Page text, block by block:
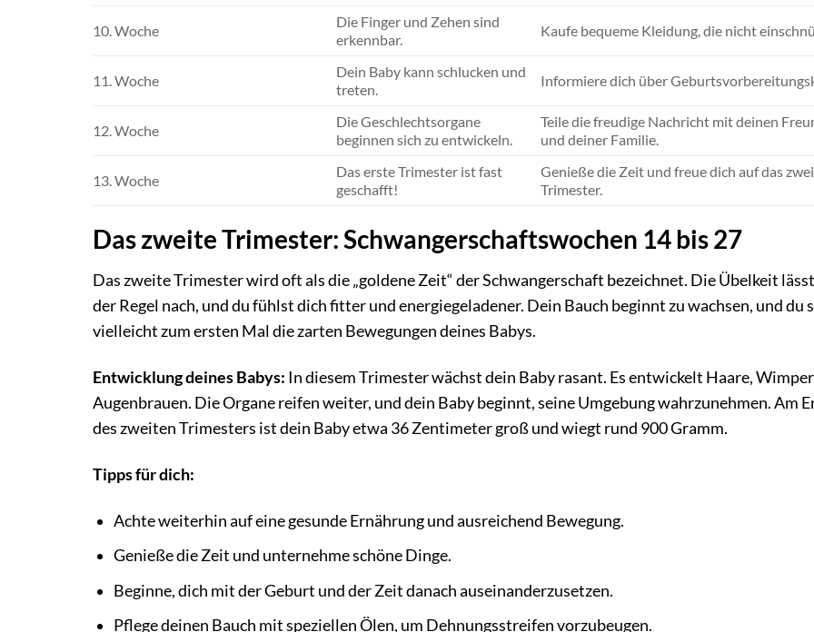
10. Woche
Die Finger und Zehen sind
erkennbar.
Kaufe bequeme Kleidung, die nicht
11. Woche
Dein Baby kann schlucken und
treten.
Informiere dich über
12. Woche
Die Geschlechtsorgane
beginnen sich zu entwickeln.
Teile die freudige Nachricht mit deinen
und deiner Familie.
13. Woche
Das erste Trimester ist fast
geschafft!
Genieße die Zeit und freue dich auf das
Trimester.
Das zweite Trimester: Schwangerschaftswochen 14 bis 27
Das zweite Trimester wird oft als die „goldene Zeit“ der Schwangerschaft bezeichnet. Die Übelkeit
der Regel nach, und du fühlst dich fitter und energiegeladener. Dein Bauch beginnt zu wachsen, und du
vielleicht zum ersten Mal die zarten Bewegungen deines Babys.
Entwicklung deines Babys: In diesem Trimester wächst dein Baby rasant. Es entwickelt Haare,
Augenbrauen. Die Organe reifen weiter, und dein Baby beginnt, seine Umgebung wahrzunehmen. Am
des zweiten Trimesters ist dein Baby etwa 36 Zentimeter groß und wiegt rund 900 Gramm.
Tipps für dich:
Achte weiterhin auf eine gesunde Ernährung und ausreichend Bewegung.
Genieße die Zeit und unternehme schöne Dinge.
Beginne, dich mit der Geburt und der Zeit danach auseinanderzusetzen.
Pflege deinen Bauch mit speziellen Ölen, um Dehnungsstreifen vorzubeugen.